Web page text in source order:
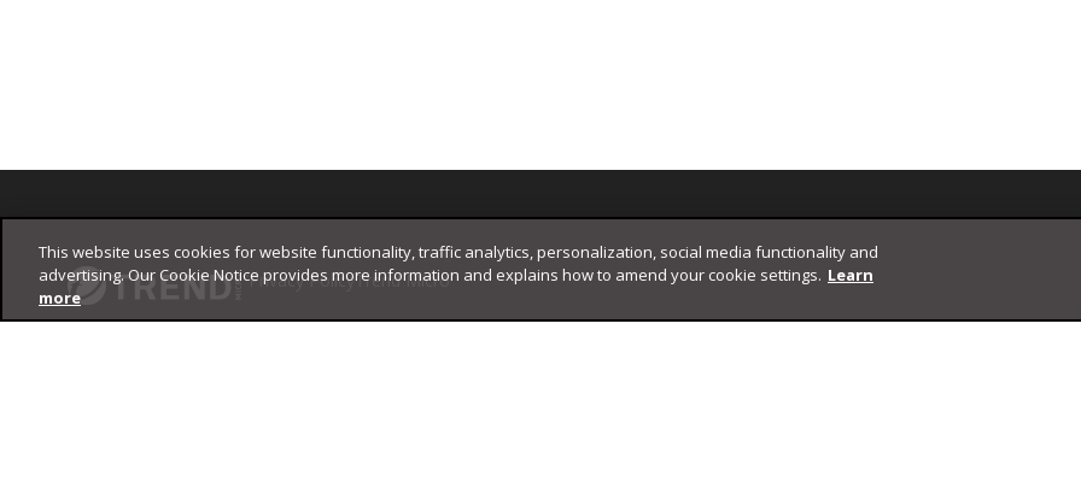
Privacy PolicyTrend Micro
This website uses cookies for website functionality, traffic analytics, personalization, social media functionality and
advertising. Our Cookie Notice provides more information and explains how to amend your cookie settings. Learn
more